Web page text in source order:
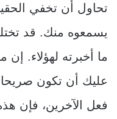
تحاول أن تخفي
يسمعوه منك. قد
ما أخبرته لهؤلاء.
عليك أن تكون
فعل الآخرين، فإن